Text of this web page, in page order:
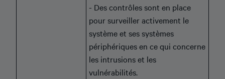
- Des contrôles sont en place
pour surveiller activement le
système et ses systèmes
périphériques en ce qui concerne
les intrusions et les
vulnérabilités.